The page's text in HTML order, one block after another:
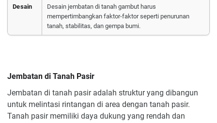
Desain
Desain jembatan di tanah gambut harus
mempertimbangkan faktor-faktor seperti penurunan
tanah, stabilitas, dan gempa bumi.
Jembatan di Tanah Pasir
Jembatan di tanah pasir adalah struktur yang dibangun
untuk melintasi rintangan di area dengan tanah pasir.
Tanah pasir memiliki daya dukung yang rendah dan